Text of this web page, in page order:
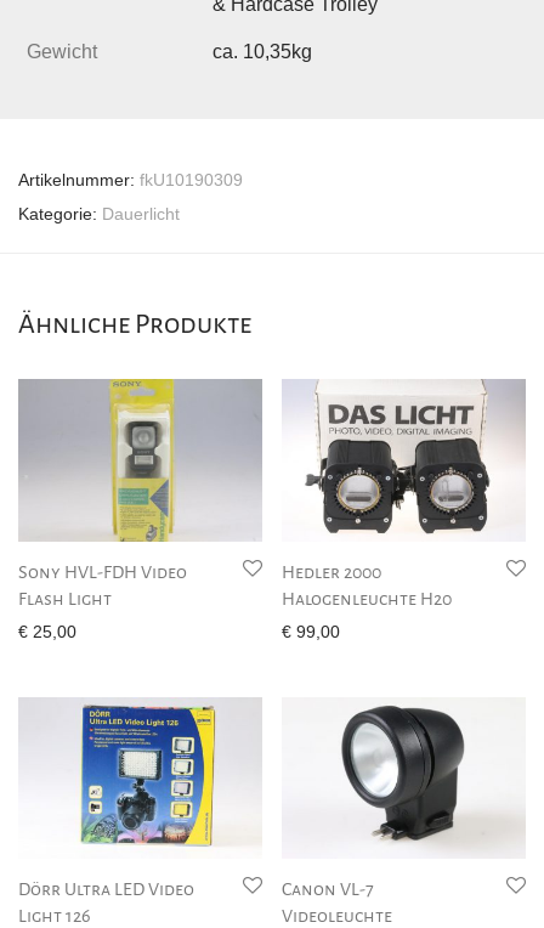
Gewicht ca. 10,35kg
Artikelnummer: fkU10190309
Kategorie: Dauerlicht
Ähnliche Produkte
Sony HVL-FDH Video
Flash Light
€ 25,00
Hedler 2000
Halogenleuchte H20
€ 99,00
Dörr Ultra LED Video
Light 126
Canon VL-7
Videoleuchte